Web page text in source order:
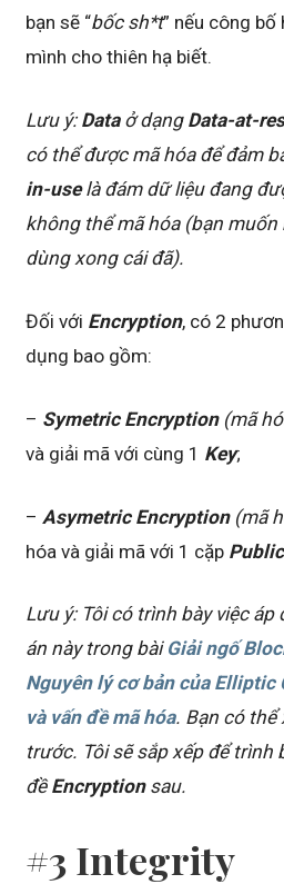
bạn sẽ “bốc sh*t” nếu công bố
mình cho thiên hạ biết.
Lưu ý:Dataở dạng Data-at-
có thể được mã hóa để đảm
in-uselà đám dữ liệu đang
không thể mã hóa (bạn
dùng xong cái đã).
Đối với Encryption, có 2
dụng bao gồm:
– Symetric Encryption (mã
và giải mã với cùng 1 Key;
– Asymetric Encryption (mã
hóa và giải mã với 1 cặp Public
Lưu ý: Tôi có trình bày việc
án này trong bài Giải ngố
Nguyên lý cơ bản của Elliptic
và vấn đề mã hóa. Bạn có thể
trước. Tôi sẽ sắp xếp để trình
đềEncryptionsau.
#3 Integrity